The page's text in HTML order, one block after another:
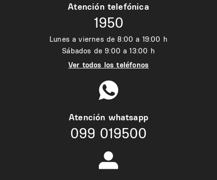
Atención telefónica
1950
Lunes a viernes de 8:00 a 19:00 h
Sábados de 9:00 a 13:00 h
Ver todos los teléfonos
Atención whatsapp
099 019500